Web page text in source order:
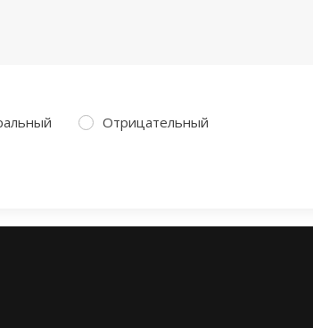
Отрицательный